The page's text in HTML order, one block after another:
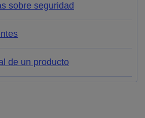
sobre seguridad
de un producto